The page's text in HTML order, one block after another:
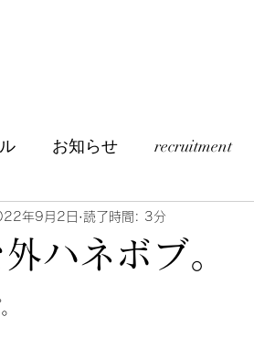
お知らせ recruitment
訪問美容について
ハネボブ。
年9月2日 読了時間: 3分